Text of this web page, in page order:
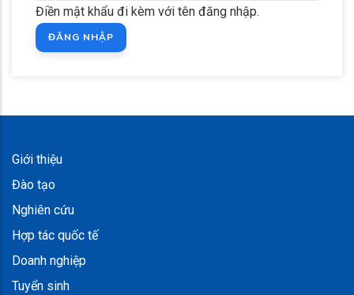
Điền mật khẩu đi kèm với tên đăng nhập.
Giới thiệu
Đào tạo
Nghiên cứu
Hợp tác quốc tế
Doanh nghiệp
Tuyển sinh